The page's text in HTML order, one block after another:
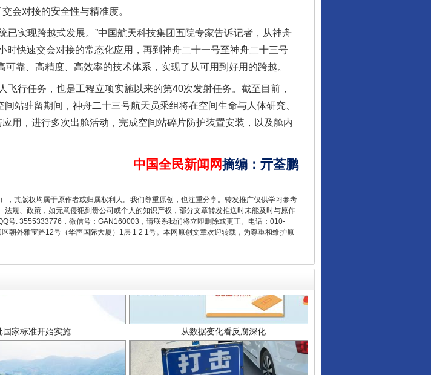
会对接的安全性与精准度。
实现跨越式发展。”中国航天科技集团五院专家告诉记者，从神舟
时快速交会对接的常态化应用，再到神舟二十一号至神舟二十三号
靠、高精度、高效率的技术体系，实现了从可用到好用的跨越。
行任务，也是工程立项实施以来的第40次发射任务。截至目前，
站驻留期间，神舟二十三号航天员乘组将在空间生命与人体研究、
用，进行多次出舱活动，完成空间站碎片防护装置安装，以及舱内
中国全民新闻网摘编 ： 亓荃鹏
，其版权均属于原作者或归属权利人。我们尊重原创，也注重分享。转发推广仅供学习参考
规、政策，如无意侵犯到贵公司或个人的知识产权，部分文章转发推送时未能及时与原作
号: 3555333776，微信号：GAN160003，请联系我们将立即删除或更正。电话：010-
朝外雅宝路12号（华声国际大厦）1层 1 2 1号。本网原创文章欢迎转载，为尊重和维护原